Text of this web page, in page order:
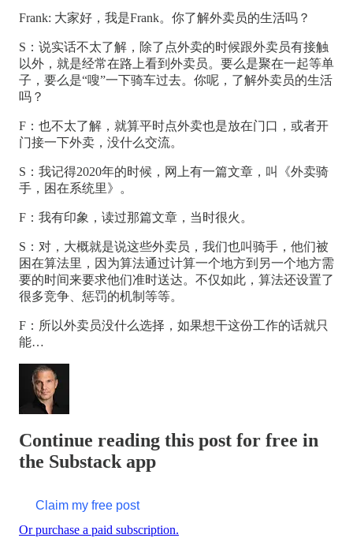
Frank: 大家好，我是Frank。你了解外卖员的生活吗？
S：说实话不太了解，除了点外卖的时候跟外卖员有接触
以外，就是经常在路上看到外卖员。要么是聚在一起等单
子，要么是“嗖”一下骑车过去。你呢，了解外卖员的生活
吗？
F：也不太了解，就算平时点外卖也是放在门口，或者开
门接一下外卖，没什么交流。
S：我记得2020年的时候，网上有一篇文章，叫《外卖骑
手，困在系统里》。
F：我有印象，读过那篇文章，当时很火。
S：对，大概就是说这些外卖员，我们也叫骑手，他们被
困在算法里，因为算法通过计算一个地方到另一个地方需
要的时间来要求他们准时送达。不仅如此，算法还设置了
很多竞争、惩罚的机制等等。
F：所以外卖员没什么选择，如果想干这份工作的话就只
能…
Continue reading this post for free in
the Substack app
Claim my free post
Or purchase a paid subscription.